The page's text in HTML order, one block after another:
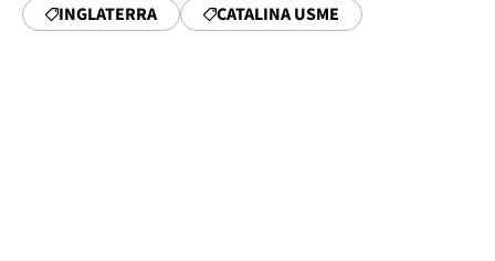
INGLATERRA CATALINA USME